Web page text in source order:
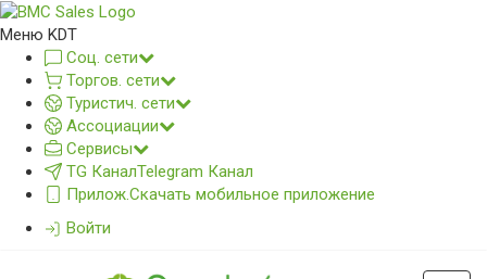
Меню KDT
Соц. сети
Торгов. сети
Туристич. сети
Ассоциации
Сервисы
TG КаналTelegram Канал
Прилож.Скачать мобильное приложение
Войти